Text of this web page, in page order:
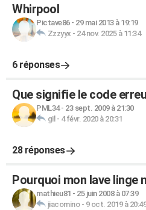
Whirpool
Pictave86- 29 mai 2013 à 19:19
Zzzyyx - 24 nov. 2025 à 11:34
6 réponses
Que signifie le code
PML34- 23 sept. 2009 à 21:30
gil - 4 févr. 2020 à 20:31
28 réponses
Pourquoi mon lave linge
mathieu81 - 25 juin 2008 à 07:39
jiacomino- 9 oct. 2019 à 20:49